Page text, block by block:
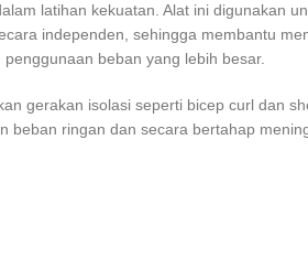
latihan kekuatan. Alat ini digunakan
independen, sehingga membantu
beban yang lebih besar.
gerakan isolasi seperti bicep curl dan
ringan dan secara bertahap